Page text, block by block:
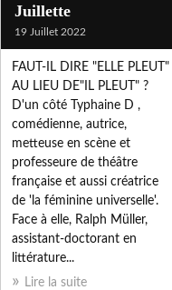
Juillette
19 Juillet 2022
FAUT-IL DIRE "ELLE PLEUT"
AU LIEU DE"IL PLEUT" ?
D'un côté Typhaine D ,
comédienne, autrice,
metteuse en scène et
professeure de théâtre
française et aussi créatrice
de 'la féminine universelle'.
Face à elle, Ralph Müller,
assistant-doctorant en
littérature...
Lire la suite